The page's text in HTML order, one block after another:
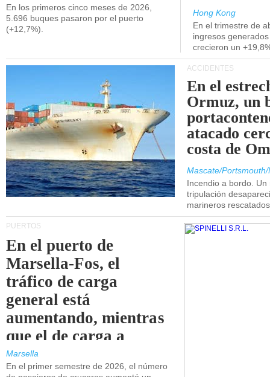
En los primeros cinco meses de 2026,
5.696 buques pasaron por el puerto
(+12,7%).
Hong Kong
En el trimestre de
ingresos
crecieron un
ACCIDENTES
En el
Ormuz, un
atacado
costa de
Mascate/
Incendio a bordo.
tripulación
marineros
PUERTOS
En el puerto de
Marsella-Fos, el
tráfico de carga
general está
aumentando, mientras
que el de carga a
granel está
disminuyendo.
Marsella
En el primer semestre de 2026, el número